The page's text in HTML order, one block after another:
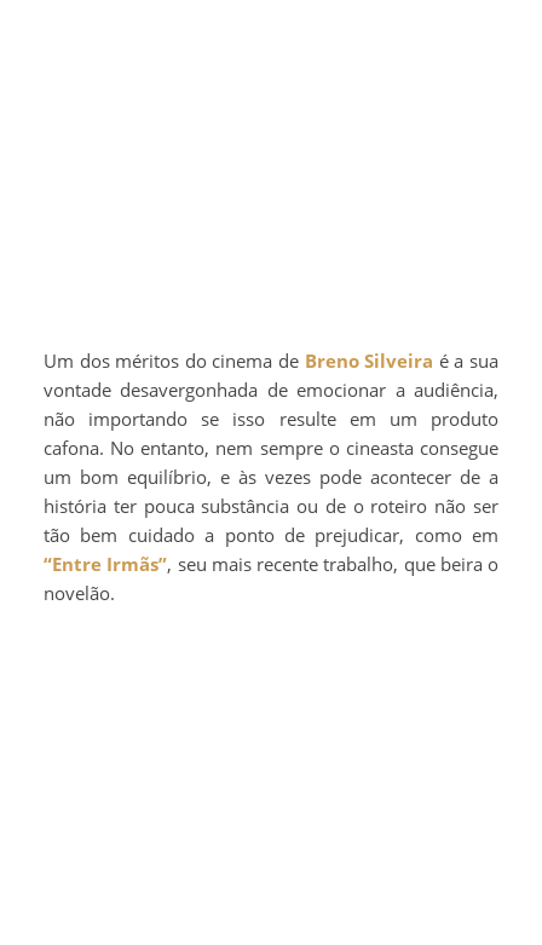
Um dos méritos do cinema de Breno Silveira é a sua
vontade desavergonhada de emocionar a audiência,
não importando se isso resulte em um produto
cafona. No entanto, nem sempre o cineasta consegue
um bom equilíbrio, e às vezes pode acontecer de a
história ter pouca substância ou de o roteiro não ser
tão bem cuidado a ponto de prejudicar, como em
“Entre Irmãs”, seu mais recente trabalho, que beira o
novelão.